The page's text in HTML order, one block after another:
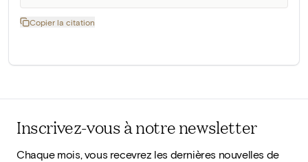
Copier la citation
Inscrivez-vous à notre newsletter
Chaque mois, vous recevrez les dernières nouvelles de